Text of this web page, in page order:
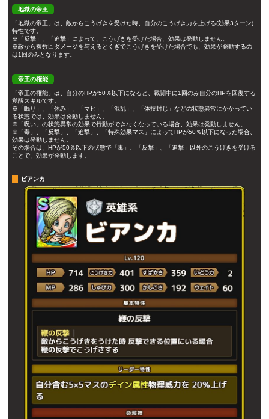
地獄の帝王
「地獄の帝王」は、敵からこうげきを受けた時、自分のこうげき力を上げる(効果3ターン)
特性です。
※「反撃」、「追撃」によって、こうげきを受けた場合、効果は発動しません。
※敵から複数回ダメージを与えるとくぎでこうげきを受けた場合でも、効果が発動するの
は1回のみとなります。
帝王の権能
「帝王の権能」は、自分のHPが50％以下になると、戦闘中に1回のみ自分のHPを回復する
覚醒スキルです。
※「眠り」、「休み」、「マヒ」、「混乱」、「体技封じ」などの状態異常にかかってい
る状態では、効果は発動しません。
※「呪い」の状態異常の効果で行動ができなくなっている場合、効果は発動しません。
※「毒」、「反撃」、「追撃」、「特殊効果マス」によってHPが50％以下になった場合、
効果は発動しません。
その場合は、HPが50％以下の状態で「毒」、「反撃」、「追撃」以外のこうげきを受ける
ことで、効果が発動します。
ビアンカ